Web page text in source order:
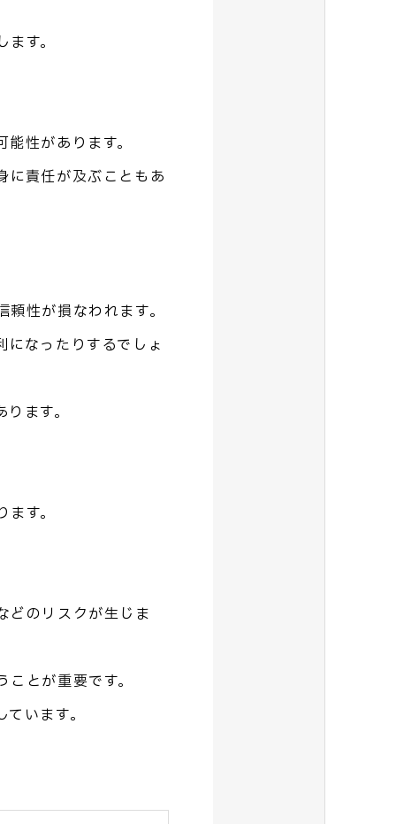
す。
性があります。
に責任が及ぶこともあ
性が損なわれます。
なったりするでしょ
ます。
す。
どのリスクが生じま
とが重要です。
います。